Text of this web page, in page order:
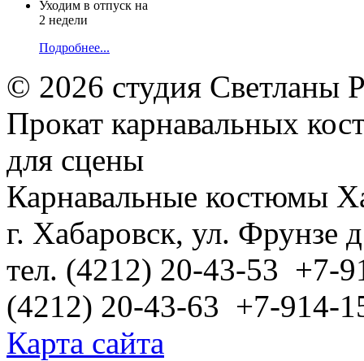
Уходим в отпуск на
2 недели
Подробнее...
© 2026 студия Светланы
Прокат карнавальных
для сцены
Карнавальные костюмы
г. Хабаровск, ул. Фрунзе
тел. (4212) 20-43-53 +7-
(4212) 20-43-63 +7-914-
Карта сайта